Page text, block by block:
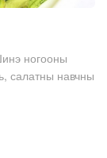
ногооны
салатны навчны